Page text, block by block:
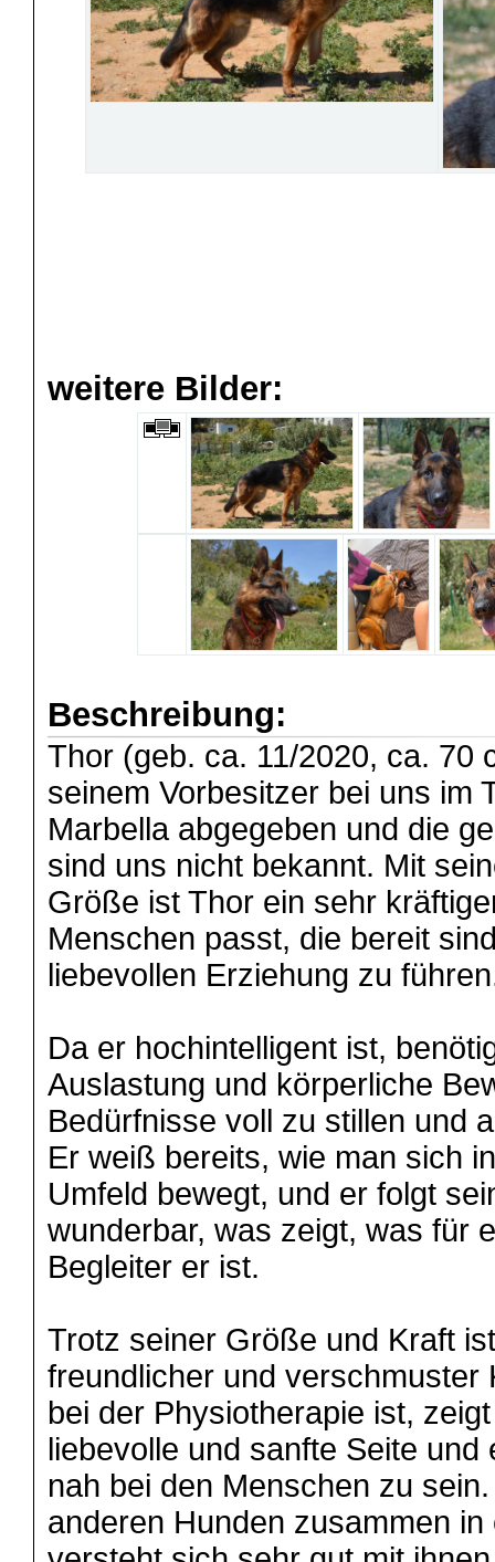
weitere Bilder:
Beschreibung:
Thor (geb. ca. 11/2020, ca. 70
seinem Vorbesitzer bei uns im
Marbella abgegeben und die
sind uns nicht bekannt. Mit
Größe ist Thor ein sehr
Menschen passt, die bereit
liebevollen Erziehung zu
Da er hochintelligent ist,
Auslastung und körperliche
Bedürfnisse voll zu stillen und
Er weiß bereits, wie man sich
Umfeld bewegt, und er folgt
wunderbar, was zeigt, was für
Begleiter er ist.
Trotz seiner Größe und Kraft
freundlicher und verschmuster
bei der Physiotherapie ist,
liebevolle und sanfte Seite
nah bei den Menschen zu
anderen Hunden zusammen